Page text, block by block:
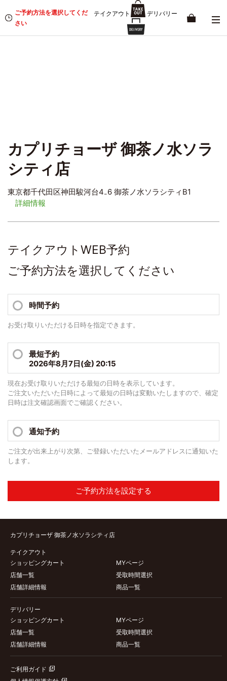
ご予約方法を選択してくだ
さい
テイクアウト デリバリー
カプリチョーザ 御茶ノ水ソラ
シティ店
東京都千代田区神田駿河台4₋6 御茶ノ水ソラシティB1
詳細情報
テイクアウトWEB予約
ご予約方法を選択してください
時間予約
お受け取りいただける日時を指定できます。
最短予約
2026年8月7日(金) 20:15
現在お受け取りいただける最短の日時を表示しています。
ご注文いただいた日時によって最短の日時は変動いたしますので、確定
日時は注文確認画面でご確認ください。
通知予約
ご注文が出来上がり次第、ご登録いただいたメールアドレスに通知いた
します。
ご予約方法を設定する
カプリチョーザ 御茶ノ水ソラシティ店
テイクアウト
ショッピングカート
受取時間選択
商品一覧
店舗一覧
店舗詳細情報
MYページ
デリバリー
ショッピングカート
受取時間選択
商品一覧
店舗一覧
店舗詳細情報
MYページ
ご利用ガイド